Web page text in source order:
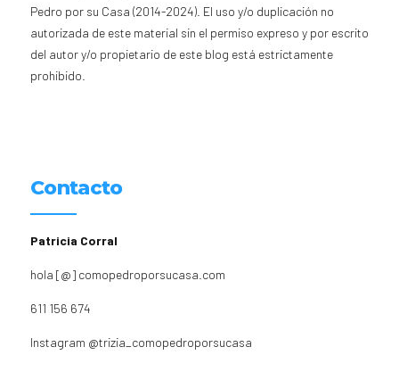
Pedro por su Casa (2014-2024). El uso y/o duplicación no
autorizada de este material sin el permiso expreso y por escrito
del autor y/o propietario de este blog está estrictamente
prohibido.
Contacto
Patricia Corral
hola [@] comopedroporsucasa.com
611 156 674
Instagram @trizia_comopedroporsucasa